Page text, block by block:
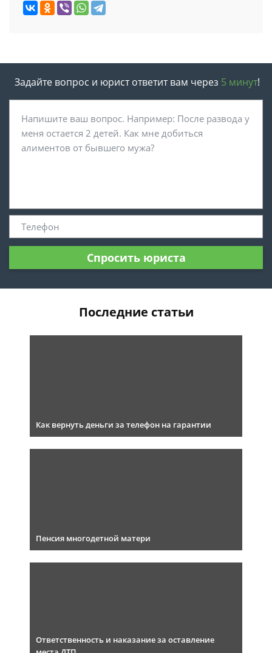
Задайте вопрос и юрист ответит вам через 5 минут!
Спросить юриста
Последние статьи
Как вернуть деньги за телефон на гарантии
Пенсия многодетной матери
Ответственность и наказание за оставление